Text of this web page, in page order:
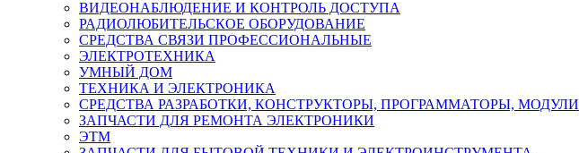
ВИДЕОНАБЛЮДЕНИЕ И КОНТРОЛЬ ДОСТУПА
РАДИОЛЮБИТЕЛЬСКОЕ ОБОРУДОВАНИЕ
СРЕДСТВА СВЯЗИ ПРОФЕССИОНАЛЬНЫЕ
ЭЛЕКТРОТЕХНИКА
УМНЫЙ ДОМ
ТЕХНИКА И ЭЛЕКТРОНИКА
СРЕДСТВА РАЗРАБОТКИ, КОНСТРУКТОРЫ, ПРОГРАММАТОРЫ, МОДУЛИ
ЗАПЧАСТИ ДЛЯ РЕМОНТА ЭЛЕКТРОНИКИ
ЭТМ